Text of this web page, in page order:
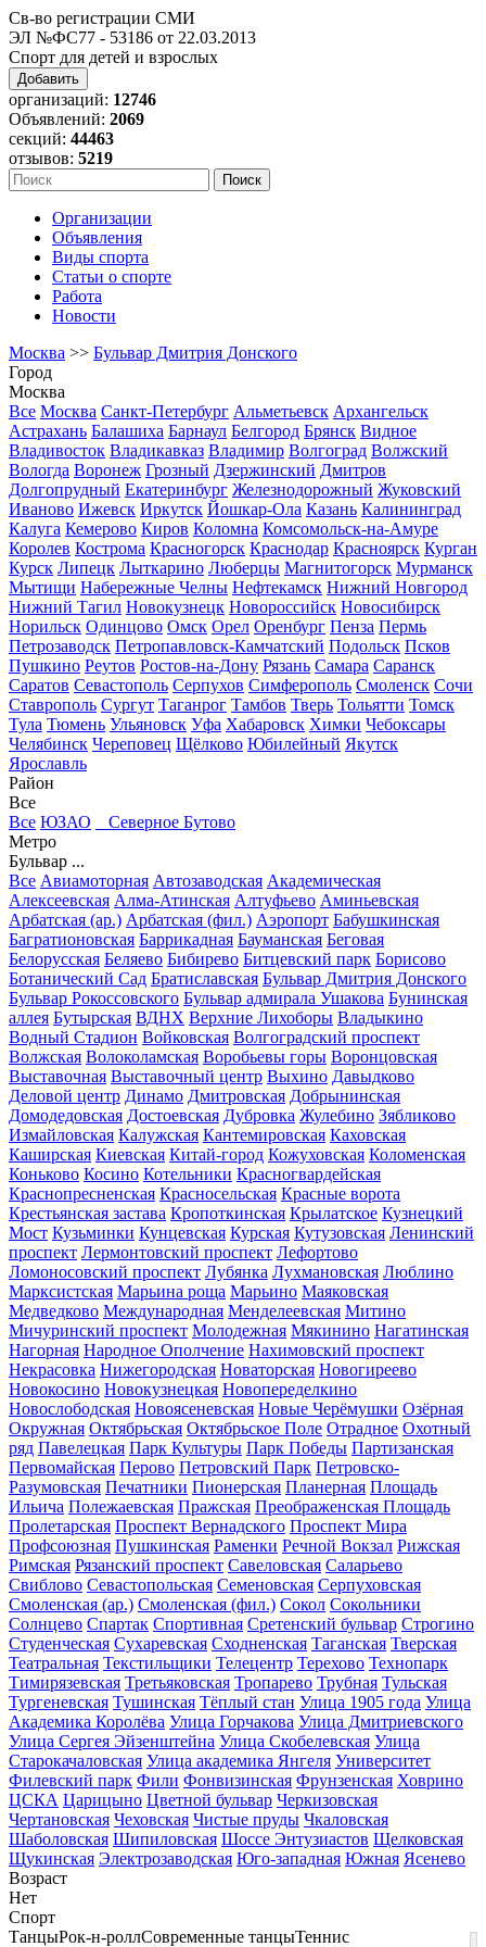
Св-во регистрации СМИ
ЭЛ №ФС77 - 53186 от 22.03.2013
Спорт для детей и взрослых
Добавить
организаций: 12746
Объявлений: 2069
секций: 44463
отзывов: 5219
Организации
Объявления
Виды спорта
Статьи о спорте
Работа
Новости
Москва >> Бульвар Дмитрия Донского
Город
Москва
Все Москва Санкт-Петербург Альметьевск Архангельск
Астрахань Балашиха Барнаул Белгород Брянск Видное
Владивосток Владикавказ Владимир Волгоград Волжский
Вологда Воронеж Грозный Дзержинский Дмитров
Долгопрудный Екатеринбург Железнодорожный Жуковский
Иваново Ижевск Иркутск Йошкар-Ола Казань Калининград
Калуга Кемерово Киров Коломна Комсомольск-на-Амуре
Королев Кострома Красногорск Краснодар Красноярск Курган
Курск Липецк Лыткарино Люберцы Магнитогорск Мурманск
Мытищи Набережные Челны Нефтекамск Нижний Новгород
Нижний Тагил Новокузнецк Новороссийск Новосибирск
Норильск Одинцово Омск Орел Оренбург Пенза Пермь
Петрозаводск Петропавловск-Камчатский Подольск Псков
Пушкино Реутов Ростов-на-Дону Рязань Самара Саранск
Саратов Севастополь Серпухов Симферополь Смоленск Сочи
Ставрополь Сургут Таганрог Тамбов Тверь Тольятти Томск
Тула Тюмень Ульяновск Уфа Хабаровск Химки Чебоксары
Челябинск Череповец Щёлково Юбилейный Якутск
Ярославль
Район
Все
Все ЮЗАО
Северное Бутово
Метро
Бульвар ...
Все Авиамоторная Автозаводская Академическая
Алексеевская Алма-Атинская Алтуфьево Аминьевская
Арбатская (ар.) Арбатская (фил.) Аэропорт Бабушкинская
Багратионовская Баррикадная Бауманская Беговая
Белорусская Беляево Бибирево Битцевский парк Борисово
Ботанический Сад Братиславская Бульвар Дмитрия Донского
Бульвар Рокоссовского Бульвар адмирала Ушакова Бунинская
аллея Бутырская ВДНХ Верхние Лихоборы Владыкино
Водный Стадион Войковская Волгоградский проспект
Волжская Волоколамская Воробьевы горы Воронцовская
Выставочная Выставочный центр Выхино Давыдково
Деловой центр Динамо Дмитровская Добрынинская
Домодедовская Достоевская Дубровка Жулебино Зябликово
Измайловская Калужская Кантемировская Каховская
Каширская Киевская Китай-город Кожуховская Коломенская
Коньково Косино Котельники Красногвардейская
Краснопресненская Красносельская Красные ворота
Крестьянская застава Кропоткинская Крылатское Кузнецкий
Мост Кузьминки Кунцевская Курская Кутузовская Ленинский
проспект Лермонтовский проспект Лефортово
Ломоносовский проспект Лубянка Лухмановская Люблино
Марксистская Марьина роща Марьино Маяковская
Медведково Международная Менделеевская Митино
Мичуринский проспект Молодежная Мякинино Нагатинская
Нагорная Народное Ополчение Нахимовский проспект
Некрасовка Нижегородская Новаторская Новогиреево
Новокосино Новокузнецкая Новопеределкино
Новослободская Новоясеневская Новые Черёмушки Озёрная
Окружная Октябрьская Октябрьское Поле Отрадное Охотный
ряд Павелецкая Парк Культуры Парк Победы Партизанская
Первомайская Перово Петровский Парк Петровско-
Разумовская Печатники Пионерская Планерная Площадь
Ильича Полежаевская Пражская Преображенская Площадь
Пролетарская Проспект Вернадского Проспект Мира
Профсоюзная Пушкинская Раменки Речной Вокзал Рижская
Римская Рязанский проспект Савеловская Саларьево
Свиблово Севастопольская Семеновская Серпуховская
Смоленская (ар.) Смоленская (фил.) Сокол Сокольники
Солнцево Спартак Спортивная Сретенский бульвар Строгино
Студенческая Сухаревская Сходненская Таганская Тверская
Театральная Текстильщики Телецентр Терехово Технопарк
Тимирязевская Третьяковская Тропарево Трубная Тульская
Тургеневская Тушинская Тёплый стан Улица 1905 года Улица
Академика Королёва Улица Горчакова Улица Дмитриевского
Улица Сергея Эйзенштейна Улица Скобелевская Улица
Старокачаловская Улица академика Янгеля Университет
Филевский парк Фили Фонвизинская Фрунзенская Ховрино
ЦСКА Царицыно Цветной бульвар Черкизовская
Чертановская Чеховская Чистые пруды Чкаловская
Шаболовская Шипиловская Шоссе Энтузиастов Щелковская
Щукинская Электрозаводская Юго-западная Южная Ясенево
Возраст
Нет
Спорт
ТанцыРок-н-роллСовременные танцыТеннис